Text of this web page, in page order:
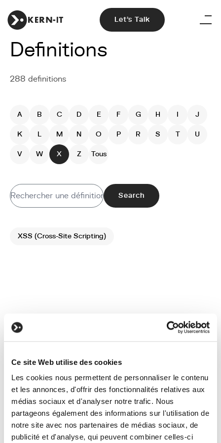
Ce site Web utilise des cookies
Les cookies nous permettent de personnaliser le contenu
et les annonces, d'offrir des fonctionnalités relatives aux
médias sociaux et d'analyser notre trafic. Nous
partageons également des informations sur l'utilisation de
notre site avec nos partenaires de médias sociaux, de
publicité et d'analyse, qui peuvent combiner celles-ci
Let's Talk
Definitions
288 definitions
A B C D E F G H I J
K L M N O P R S T U
V W X Z Tous
Search
XSS (Cross-Site Scripting)
You have a
project?
Let's talk about it!